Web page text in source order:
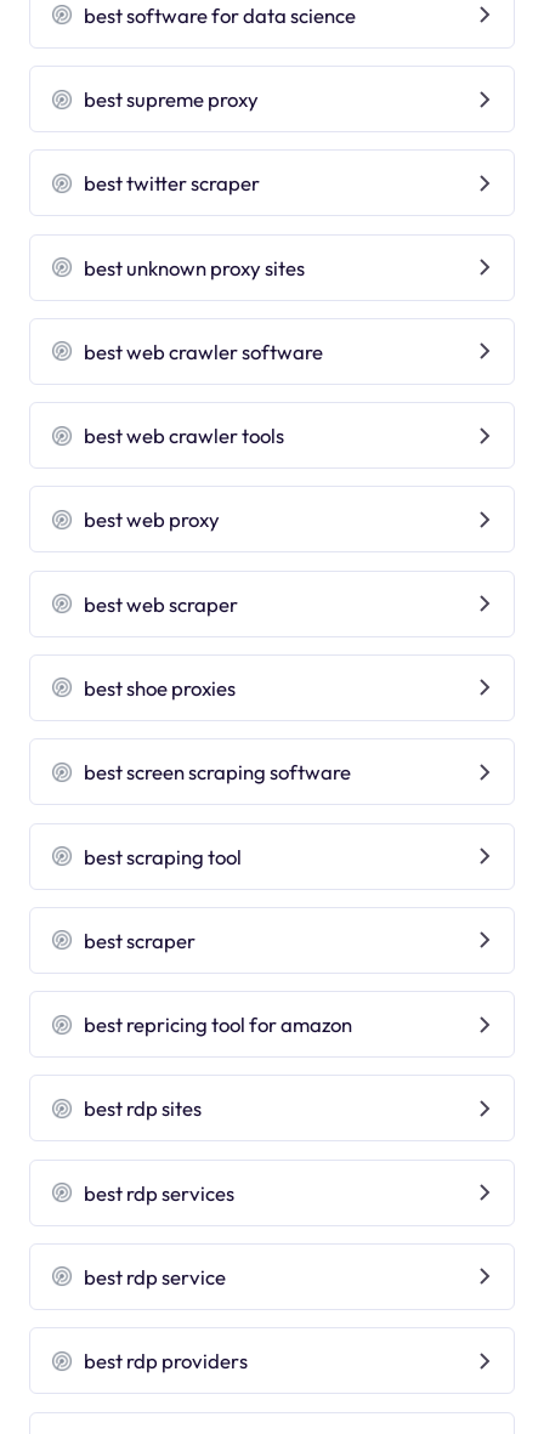
best software for data science
best supreme proxy
best twitter scraper
best unknown proxy sites
best web crawler software
best web crawler tools
best web proxy
best web scraper
best shoe proxies
best screen scraping software
best scraping tool
best scraper
best repricing tool for amazon
best rdp sites
best rdp services
best rdp service
best rdp providers